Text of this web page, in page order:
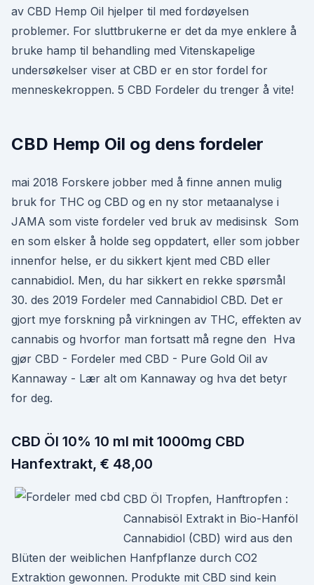
av CBD Hemp Oil hjelper til med fordøyelsen
problemer. For sluttbrukerne er det da mye enklere å
bruke hamp til behandling med Vitenskapelige
undersøkelser viser at CBD er en stor fordel for
menneskekroppen. 5 CBD Fordeler du trenger å vite!
CBD Hemp Oil og dens fordeler
mai 2018 Forskere jobber med å finne annen mulig
bruk for THC og CBD og en ny stor metaanalyse i
JAMA som viste fordeler ved bruk av medisinsk Som
en som elsker å holde seg oppdatert, eller som jobber
innenfor helse, er du sikkert kjent med CBD eller
cannabidiol. Men, du har sikkert en rekke spørsmål
30. des 2019 Fordeler med Cannabidiol CBD. Det er
gjort mye forskning på virkningen av THC, effekten av
cannabis og hvorfor man fortsatt må regne den Hva
gjør CBD - Fordeler med CBD - Pure Gold Oil av
Kannaway - Lær alt om Kannaway og hva det betyr
for deg.
CBD Öl 10% 10 ml mit 1000mg CBD
Hanfextrakt, € 48,00
CBD Öl Tropfen, Hanftropfen :
Cannabisöl Extrakt in Bio-Hanföl
Cannabidiol (CBD) wird aus den
Blüten der weiblichen Hanfpflanze durch CO2
Extraktion gewonnen. Produkte mit CBD sind kein